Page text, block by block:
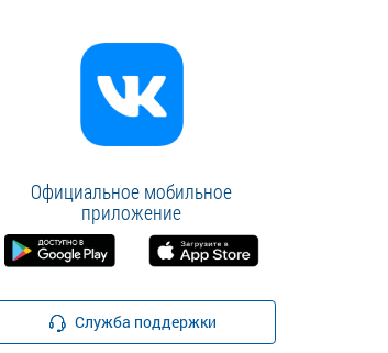
Официальное мобильное
приложение
Служба поддержки